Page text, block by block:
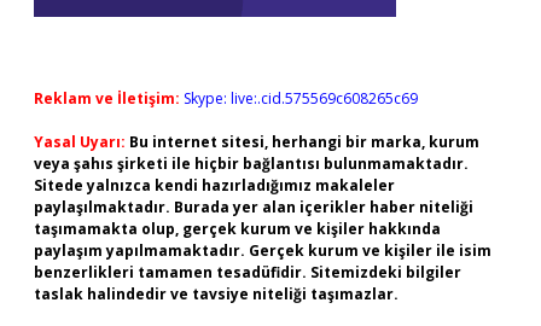
Reklam ve İletişim: Skype: live:.cid.575569c608265c69
Yasal Uyarı: Bu internet sitesi, herhangi bir marka, kurum
veya şahıs şirketi ile hiçbir bağlantısı bulunmamaktadır.
Sitede yalnızca kendi hazırladığımız makaleler
paylaşılmaktadır. Burada yer alan içerikler haber niteliği
taşımamakta olup, gerçek kurum ve kişiler hakkında
paylaşım yapılmamaktadır. Gerçek kurum ve kişiler ile isim
benzerlikleri tamamen tesadüfidir. Sitemizdeki bilgiler
taslak halindedir ve tavsiye niteliği taşımazlar.